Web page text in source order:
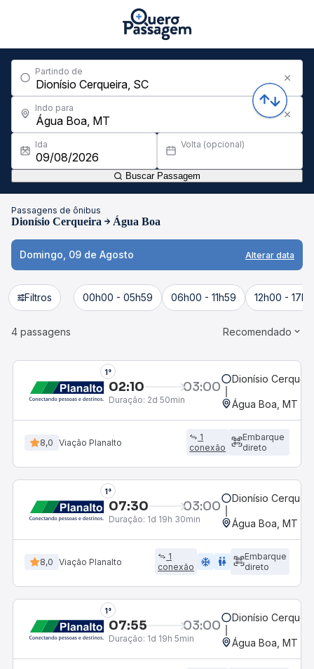
Partindo de
Indo para
Ida Volta (opcional)
Buscar Passagem
Passagens de ônibus
Dionísio Cerqueira Água Boa
Domingo, 09 de Agosto Alterar data
Filtros 00h00 - 05h59 06h00 - 11h59 12h00 -
4 passagens Recomendado
1°
02:10 03:00
Duração: 2d 50min
Dionísio
Água Boa, MT
8,0 Viação Planalto
1
conexão
Embarque
direto
1°
07:30 03:00
Duração: 1d 19h 30min
Dionísio
Água Boa, MT
8,0 Viação Planalto
1
conexão
ac_unit wc
Embarque
direto
1°
07:55 03:00
Duração: 1d 19h 5min
Dionísio
Água Boa, MT